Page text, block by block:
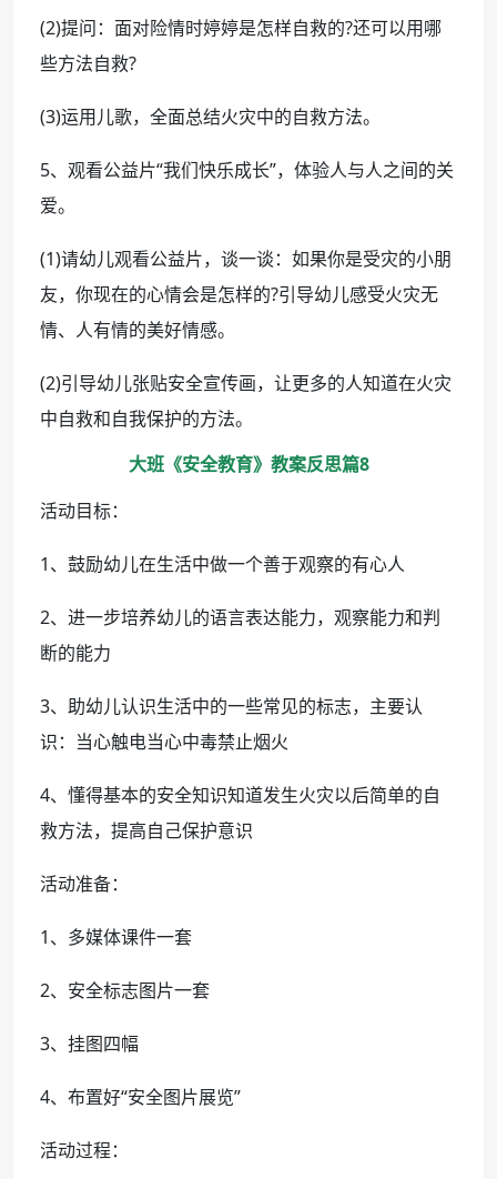
(2)提问：面对险情时婷婷是怎样自救的?还可以用哪
些方法自救?
(3)运用儿歌，全面总结火灾中的自救方法。
5、观看公益片“我们快乐成长”，体验人与人之间的关
爱。
(1)请幼儿观看公益片，谈一谈：如果你是受灾的小朋
友，你现在的心情会是怎样的?引导幼儿感受火灾无
情、人有情的美好情感。
(2)引导幼儿张贴安全宣传画，让更多的人知道在火灾
中自救和自我保护的方法。
大班《安全教育》教案反思篇8
活动目标：
1、鼓励幼儿在生活中做一个善于观察的有心人
2、进一步培养幼儿的语言表达能力，观察能力和判
断的能力
3、助幼儿认识生活中的一些常见的标志，主要认
识：当心触电当心中毒禁止烟火
4、懂得基本的安全知识知道发生火灾以后简单的自
救方法，提高自己保护意识
活动准备：
1、多媒体课件一套
2、安全标志图片一套
3、挂图四幅
4、布置好“安全图片展览”
活动过程：